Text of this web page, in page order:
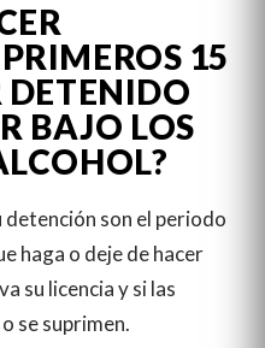
15
DETENIDO
BAJO LOS
son el periodo
haga o deje de hacer
su licencia y si las
se suprimen.